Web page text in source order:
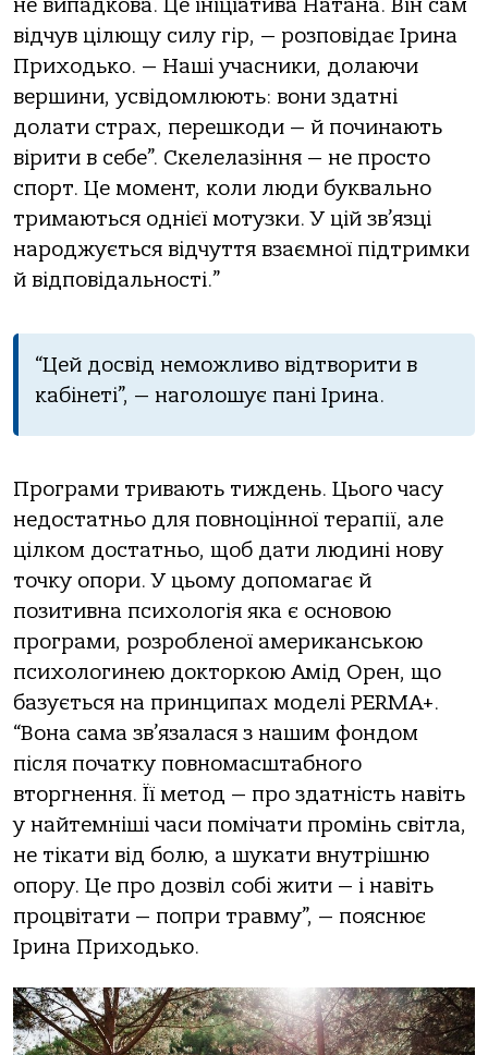
не випадкова. Це ініціатива Натана. Він сам
відчув цілющу силу гір, — розповідає Ірина
Приходько. — Наші учасники, долаючи
вершини, усвідомлюють: вони здатні
долати страх, перешкоди — й починають
вірити в себе”. Скелелазіння — не просто
спорт. Це момент, коли люди буквально
тримаються однієї мотузки. У цій зв’язці
народжується відчуття взаємної підтримки
й відповідальності.”
“Цей досвід неможливо відтворити в
кабінеті”, — наголошує пані Ірина.
Програми тривають тиждень. Цього часу
недостатньо для повноцінної терапії, але
цілком достатньо, щоб дати людині нову
точку опори. У цьому допомагає й
позитивна психологія яка є основою
програми, розробленої американською
психологинею докторкою Амід Орен, що
базується на принципах моделі PERMA+.
“Вона сама зв’язалася з нашим фондом
після початку повномасштабного
вторгнення. Її метод — про здатність навіть
у найтемніші часи помічати промінь світла,
не тікати від болю, а шукати внутрішню
опору. Це про дозвіл собі жити — і навіть
процвітати — попри травму”, — пояснює
Ірина Приходько.